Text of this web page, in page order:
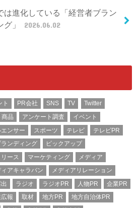
は進化している「経営者ブラン
グ」
2026.06.02
ト PR会社 SNS TV
Twitter
品 アンケート調査
イベント
ンサー スポーツ テレビ
テレビPR
ンディング
ピックアップ
ース マーケティング
メディア
ィアキャラバン
メディアリレーション
ラジオ ラジオPR 人物PR
企業PR
報 取材 地方PR
地方自治体PR